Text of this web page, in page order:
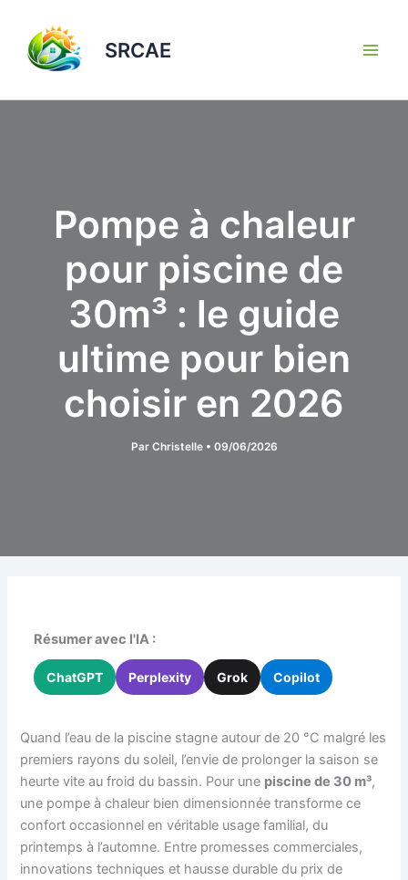
contenu
SRCAE
Pompe à chaleur
pour piscine de
30m³ : le guide
ultime pour bien
choisir en 2026
Par Christelle • 09/06/2026
Résumer avec l'IA :
ChatGPT Perplexity Grok Copilot
Quand l’eau de la piscine stagne autour de 20 °C malgré les
premiers rayons du soleil, l’envie de prolonger la saison se
heurte vite au froid du bassin. Pour une piscine de 30 m³,
une pompe à chaleur bien dimensionnée transforme ce
confort occasionnel en véritable usage familial, du
printemps à l’automne. Entre promesses commerciales,
innovations techniques et hausse durable du prix de